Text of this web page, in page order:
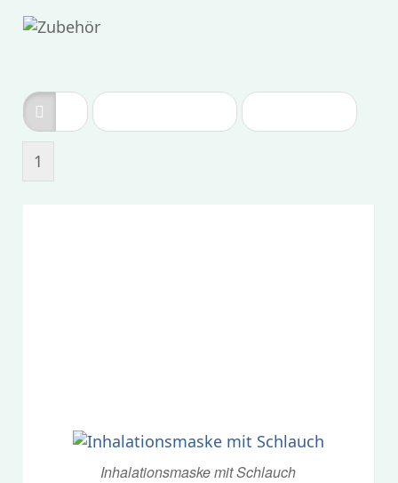
1
Inhalationsmaske mit Schlauch